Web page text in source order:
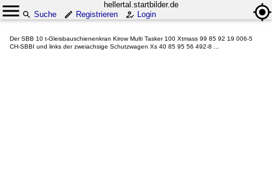
hellertal.startbilder.de
Suche
Registrieren Login
Der SBB 10 t-Gleisbauschienenkran Kirow Multi Tasker 100 Xtmass 99 85 92 19 006-5
CH-SBBI und links der zweiachsige Schutzwagen Xs 40 85 95 56 492-8 ...